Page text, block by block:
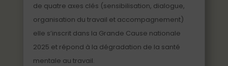
de quatre axes clés (sensibilisation, dialogue,
organisation du travail et accompagnement)
elle s’inscrit dans la Grande Cause nationale
2025 et répond à la dégradation de la santé
mentale au travail.